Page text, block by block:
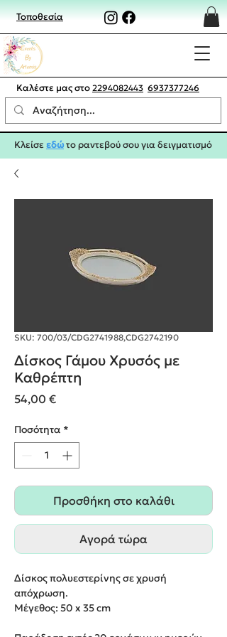
Τοποθεσία
Καλέστε μας στο 2294082443 6937377246
Κλείσεεδώτο ραντεβού σου για δειγματισμό
SKU: 700/03/CDG2741988,CDG2742190
Δίσκος Γάμου Χρυσός με
Καθρέπτη
54,00 €Τιμή
Ποσότητα *
Προσθήκη στο καλάθι
Αγορά τώρα
Δίσκος πολυεστερίνης σε χρυσή
απόχρωση.
Μέγεθος: 50 x 35 cm